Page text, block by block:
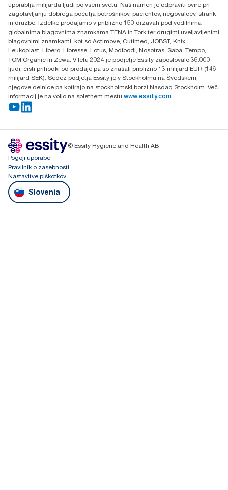
uporablja milijarda ljudi po vsem svetu. Naš namen je odpraviti ovire pri
zagotavljanju dobrega počutja potrošnikov, pacientov, negovalcev, strank
in družbe. Izdelke prodajamo v približno 150 državah pod vodilnima
globalnima blagovnima znamkama TENA in Tork ter drugimi uveljavljenimi
blagovnimi znamkami, kot so Actimove, Cutimed, JOBST, Knix,
Leukoplast, Libero, Libresse, Lotus, Modibodi, Nosotras, Saba, Tempo,
TOM Organic in Zewa. V letu 2024 je podjetje Essity zaposlovalo 36.000
ljudi, čisti prihodki od prodaje pa so znašali približno 13 milijard EUR (146
milijard SEK). Sedež podjetja Essity je v Stockholmu na Švedskem,
njegove delnice pa kotirajo na stockholmski borzi Nasdaq Stockholm. Več
informacij je na voljo na spletnem mestu www.essity.com
© Essity Hygiene and Health AB
Pogoji uporabe
Pravilnik o zasebnosti
Nastavitve piškotkov
Slovenia